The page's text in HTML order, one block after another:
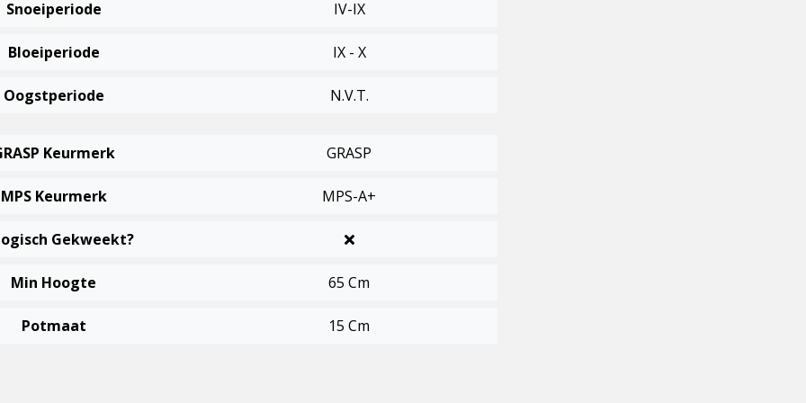
Snoeiperiode IV-IX
Bloeiperiode IX - X
Oogstperiode N.v.t.
Keurmerk GRASP
MPS Keurmerk MPS-A+
Gekweekt?
Min Hoogte 65 Cm
Potmaat 15 Cm